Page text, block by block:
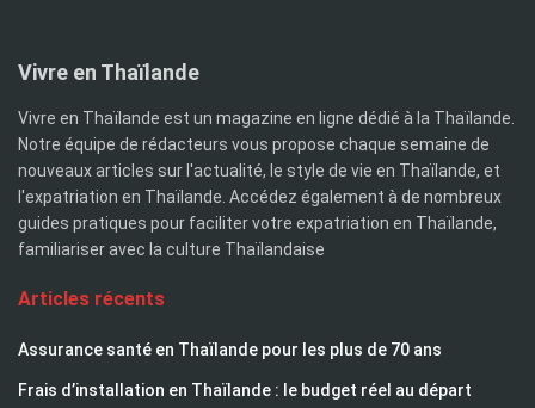
Vivre en Thaïlande
Vivre en Thaïlande est un magazine en ligne dédié à la Thaïlande.
Notre équipe de rédacteurs vous propose chaque semaine de
nouveaux articles sur l'actualité, le style de vie en Thaïlande, et
l'expatriation en Thaïlande. Accédez également à de nombreux
guides pratiques pour faciliter votre expatriation en Thaïlande,
familiariser avec la culture Thaïlandaise
Articles récents
Assurance santé en Thaïlande pour les plus de 70 ans
Frais d’installation en Thaïlande : le budget réel au départ